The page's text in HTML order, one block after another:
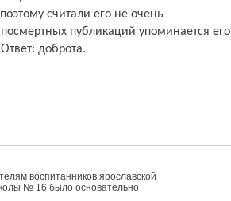
считали его не очень
публикаций упоминается его
доброта.
воспитанников ярославской
№ 16 было основательно